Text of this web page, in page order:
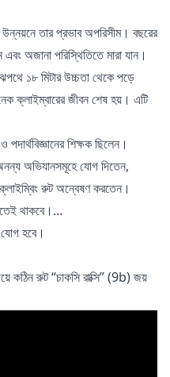
উন্নয়নে তার প্রভাব অপরিসীম। বছরের
অজানা পরিস্থিতিতে মারা যান।
১৮ মিটার উচ্চতা থেকে পড়ে
ক্লাইম্বারের জীবন শেষ হয়। এটি
শিক্ষক ছিলেন।
অভিযানসমূহে যোগ দিতেন,
রুট অন্বেষণ করতেন।
থাকবে।…
হবে।
কঠিন রুট “চাকসি রাক্সি” (9b) জয়